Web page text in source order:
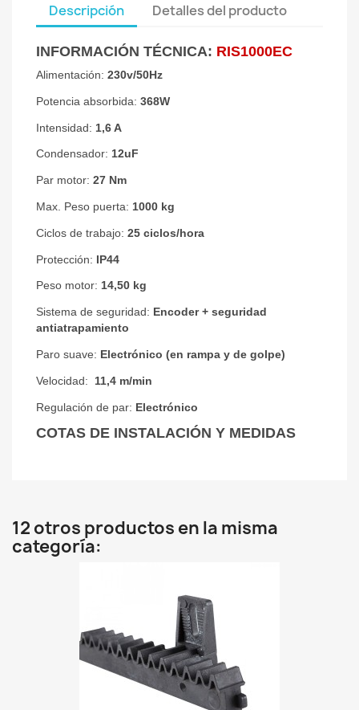
Descripción Detalles del producto
INFORMACIÓN TÉCNICA: RIS1000EC
Alimentación: 230v/50Hz
Potencia absorbida: 368W
Intensidad: 1,6 A
Condensador: 12uF
Par motor: 27 Nm
Max. Peso puerta: 1000 kg
Ciclos de trabajo: 25 ciclos/hora
Protección: IP44
Peso motor: 14,50 kg
Sistema de seguridad: Encoder + seguridad
antiatrapamiento
Paro suave: Electrónico (en rampa y de golpe)
Velocidad: 11,4 m/min
Regulación de par: Electrónico
COTAS DE INSTALACIÓN Y MEDIDAS
12 otros productos en la misma
categoría: